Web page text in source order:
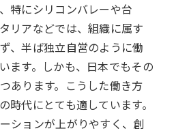
特にシリコンバレーや台
リアなどでは、組織に属す
、半ば独立自営のように働
ます。しかも、日本でもその
あります。こうした働き方
時代にとても適しています。
ションが上がりやすく、創